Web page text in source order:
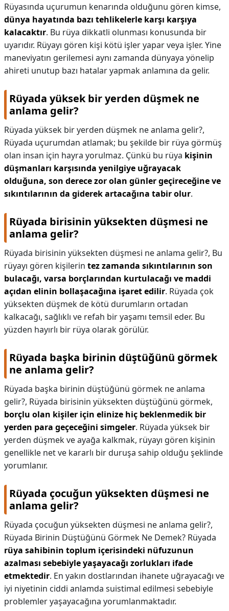
Rüyasında uçurumun kenarında olduğunu gören kimse,
dünya hayatında bazı tehlikelerle karşı karşıya
kalacaktır. Bu rüya dikkatli olunması konusunda bir
uyarıdır. Rüyayı gören kişi kötü işler yapar veya işler. Yine
maneviyatın gerilemesi aynı zamanda dünyaya yönelip
ahireti unutup bazı hatalar yapmak anlamına da gelir.
Rüyada yüksek bir yerden düşmek ne
anlama gelir?
Rüyada yüksek bir yerden düşmek ne anlama gelir?,
Rüyada uçurumdan atlamak; bu şekilde bir rüya görmüş
olan insan için hayra yorulmaz. Çünkü bu rüya kişinin
düşmanları karşısında yenilgiye uğrayacak
olduğuna, son derece zor olan günler geçireceğine ve
sıkıntılarının da giderek artacağına tabir olur.
Rüyada birisinin yüksekten düşmesi ne
anlama gelir?
Rüyada birisinin yüksekten düşmesi ne anlama gelir?, Bu
rüyayı gören kişilerin tez zamanda sıkıntılarının son
bulacağı, varsa borçlarından kurtulacağı ve maddi
açıdan elinin bollaşacağına işaret edilir. Rüyada çok
yüksekten düşmek de kötü durumların ortadan
kalkacağı, sağlıklı ve refah bir yaşamı temsil eder. Bu
yüzden hayırlı bir rüya olarak görülür.
Rüyada başka birinin düştüğünü görmek
ne anlama gelir?
Rüyada başka birinin düştüğünü görmek ne anlama
gelir?, Rüyada birisinin yüksekten düştüğünü görmek,
borçlu olan kişiler için elinize hiç beklenmedik bir
yerden para geçeceğini simgeler. Rüyada yüksek bir
yerden düşmek ve ayağa kalkmak, rüyayı gören kişinin
genellikle net ve kararlı bir duruşa sahip olduğu şeklinde
yorumlanır.
Rüyada çocuğun yüksekten düşmesi ne
anlama gelir?
Rüyada çocuğun yüksekten düşmesi ne anlama gelir?,
Rüyada Birinin Düştüğünü Görmek Ne Demek? Rüyada
rüya sahibinin toplum içerisindeki nüfuzunun
azalması sebebiyle yaşayacağı zorlukları ifade
etmektedir. En yakın dostlarından ihanete uğrayacağı ve
iyi niyetinin ciddi anlamda suistimal edilmesi sebebiyle
problemler yaşayacağına yorumlanmaktadır.